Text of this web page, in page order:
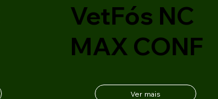
VetFós NC
MAX CONF
Ver mais